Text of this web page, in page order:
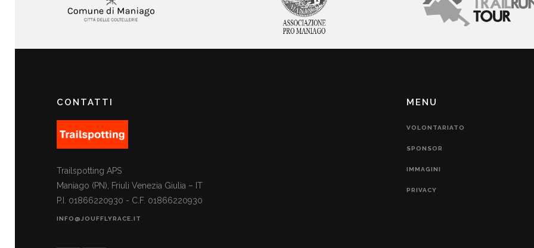
CONTATTI
Trailspotting APS
Maniago (PN), Friuli Venezia Giulia – IT
P.I. 01866220930 - C.F. 01866220930
INFO@JOUFFLYRACE.IT
MENU
VOLONTARIATO
SPONSOR
IMMAGINI
PRIVACY